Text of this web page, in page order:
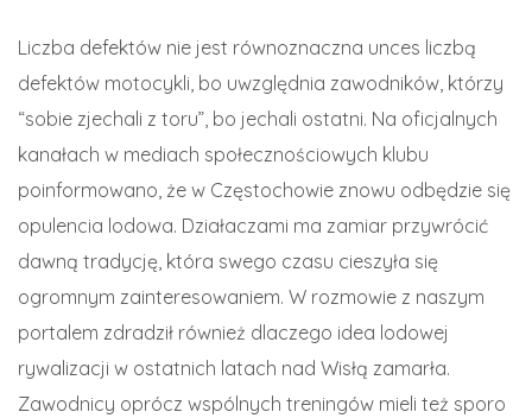
Liczba defektów nie jest równoznaczna unces liczbą
defektów motocykli, bo uwzględnia zawodników, którzy
“sobie zjechali z toru”, bo jechali ostatni. Na oficjalnych
kanałach w mediach społecznościowych klubu
poinformowano, że w Częstochowie znowu odbędzie się
opulencia lodowa. Działaczami ma zamiar przywrócić
dawną tradycję, która swego czasu cieszyła się
ogromnym zainteresowaniem. W rozmowie z naszym
portalem zdradził również dlaczego idea lodowej
rywalizacji w ostatnich latach nad Wisłą zamarła.
Zawodnicy oprócz wspólnych treningów mieli też sporo